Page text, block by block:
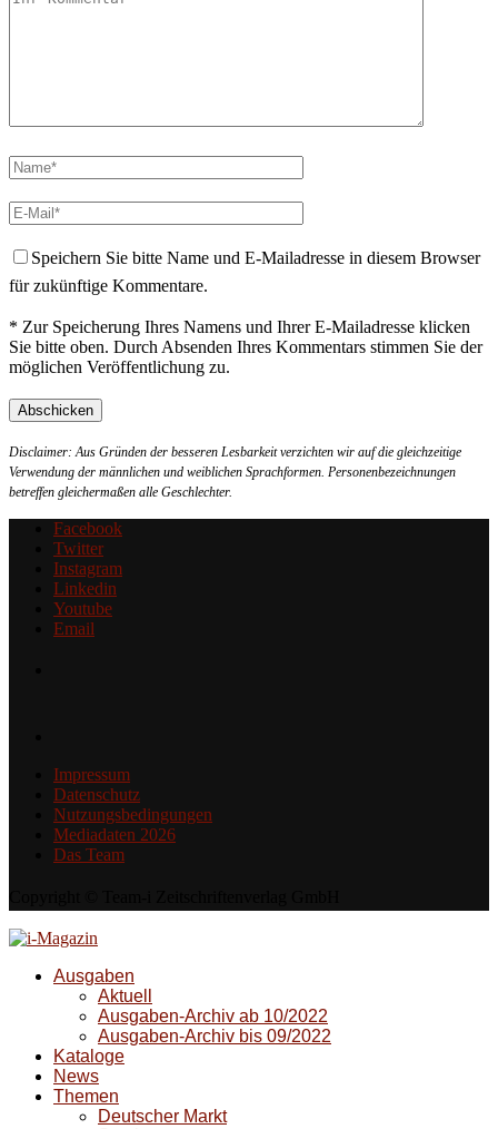
Speichern Sie bitte Name und E-Mailadresse in diesem Browser
für zukünftige Kommentare.
* Zur Speicherung Ihres Namens und Ihrer E-Mailadresse klicken
Sie bitte oben. Durch Absenden Ihres Kommentars stimmen Sie der
möglichen Veröffentlichung zu.
Disclaimer: Aus Gründen der besseren Lesbarkeit verzichten wir auf die gleichzeitige
Verwendung der männlichen und weiblichen Sprachformen. Personenbezeichnungen
betreffen gleichermaßen alle Geschlechter.
Facebook
Twitter
Instagram
Linkedin
Youtube
Email
Impressum
Datenschutz
Nutzungsbedingungen
Mediadaten 2026
Das Team
Ausgaben
Aktuell
Ausgaben-Archiv ab 10/2022
Ausgaben-Archiv bis 09/2022
Kataloge
News
Themen
Deutscher Markt